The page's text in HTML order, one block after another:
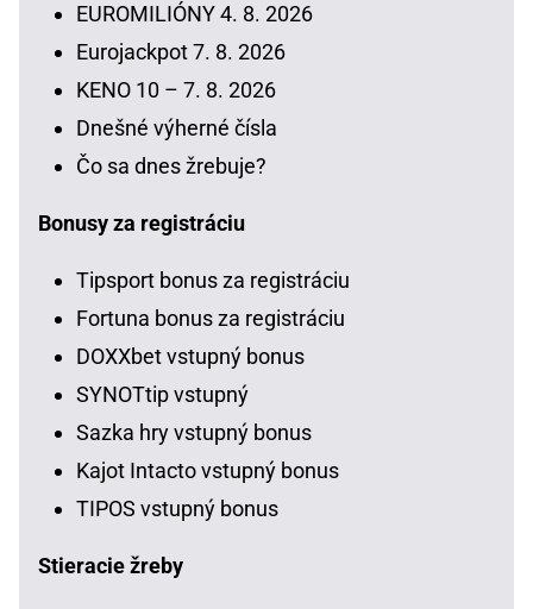
EUROMILIÓNY 4. 8. 2026
Eurojackpot 7. 8. 2026
KENO 10 – 7. 8. 2026
Dnešné výherné čísla
Čo sa dnes žrebuje?
Bonusy za registráciu
Tipsport bonus za registráciu
Fortuna bonus za registráciu
DOXXbet vstupný bonus
SYNOTtip vstupný
Sazka hry vstupný bonus
Kajot Intacto vstupný bonus
TIPOS vstupný bonus
Stieracie žreby